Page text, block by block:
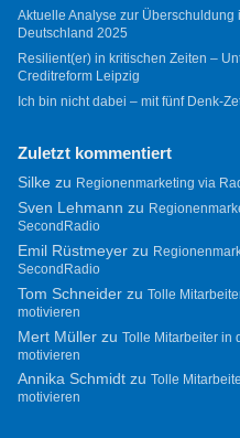
Aktuelle Analyse zur
Deutschland 2025
Resilient(er) in kritischen Zeiten –
Creditreform Leipzig
Ich bin nicht dabei – mit fünf Denk-
Zuletzt kommentiert
Silkezu Regionenmarketing via
Sven Lehmann zu
SecondRadio
Emil Rüstmeyerzu
SecondRadio
Tom Schneiderzu Tolle
motivieren
Mert Müllerzu Tolle Mitarbeiter in
motivieren
Annika Schmidtzu Tolle
motivieren